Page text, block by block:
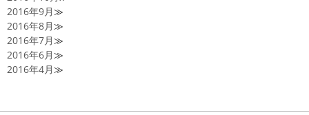
2016年9月≫
2016年8月≫
2016年7月≫
2016年6月≫
2016年4月≫